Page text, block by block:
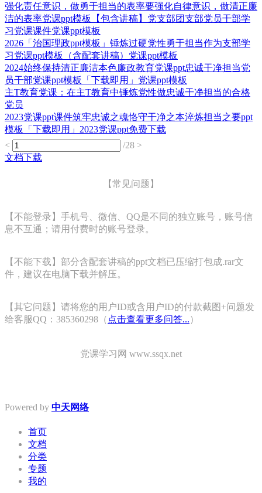
强化责任意识，做勇于担当的表率要强化自律意识，做清正廉
洁的表率党课ppt模板【包含讲稿】党支部团支部党员干部学
习党课课件党课ppt模板
2026「治国理政ppt模板」锤炼过硬党性勇于担当作为支部学
习党课ppt模板（含配套讲稿）党课ppt模板
2024始终保持清正廉洁本色廉政教育党课ppt忠诚干净担当党
员干部党课ppt模板「下载即用」党课ppt模板
主T教育党课：在主T教育中锤炼党性做忠诚干净担当的合格
党员
2023党课ppt课件筑牢忠诚之魂恪守干净之本淬炼担当之要ppt
模板「下载即用」2023党课ppt免费下载
<
/28 >
文档下载
【常见问题】
【不能登录】手机号、微信、QQ是不同的独立账号，账号信
息不互通；请用付费时的账号登录。
【不能下载】部分含配套讲稿的ppt文档已压缩打包成.rar文
件，建议在电脑下载并解压。
【其它问题】请将您的用户ID或含用户ID的付款截图+问题发
给客服QQ：385360298（ 点击查看更多问答...）
党课学习网 www.ssqx.net
Powered by 中天网络
首页
文档
分类
专题
我的